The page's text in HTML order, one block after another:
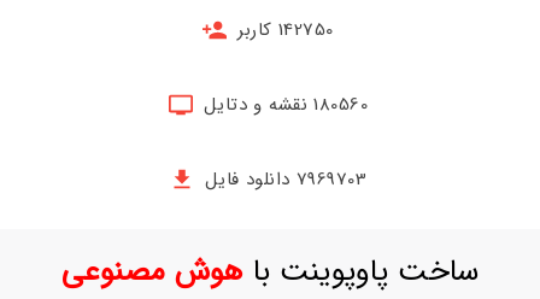
حساب
142750 کاربر
180560 نقشه و دتایل
7969703 دانلود فایل
ساخت پاوپوینت باهوش مصنوعی